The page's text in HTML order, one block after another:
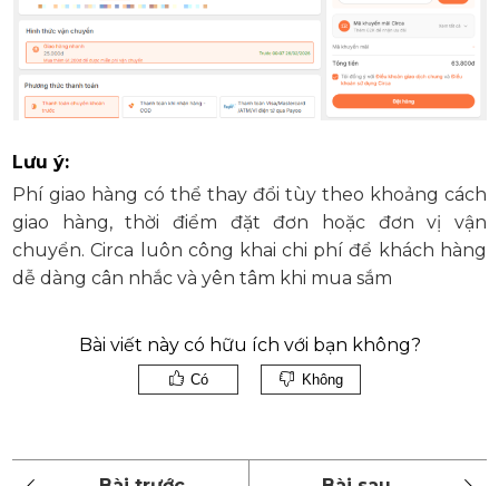
Lưu ý:
Phí giao hàng có thể thay đổi tùy theo khoảng cách
giao hàng, thời điểm đặt đơn hoặc đơn vị vận
chuyển. Circa luôn công khai chi phí để khách hàng
dễ dàng cân nhắc và yên tâm khi mua sắm
Bài viết này có hữu ích với bạn không?
Có Không